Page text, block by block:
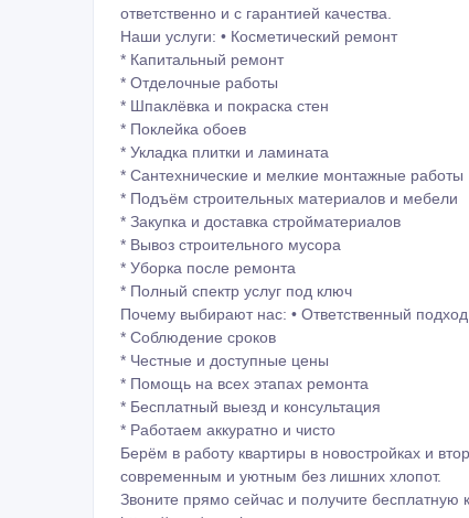
ответственно и с гарантией качества.
Наши услуги: • Косметический ремонт
* Капитальный ремонт
* Отделочные работы
* Шпаклёвка и покраска стен
* Поклейка обоев
* Укладка плитки и ламината
* Сантехнические и мелкие монтажные работы
* Подъём строительных материалов и мебели
* Закупка и доставка стройматериалов
* Вывоз строительного мусора
* Уборка после ремонта
* Полный спектр услуг под ключ
Почему выбирают нас: • Ответственный подход
* Соблюдение сроков
* Честные и доступные цены
* Помощь на всех этапах ремонта
* Бесплатный выезд и консультация
* Работаем аккуратно и чисто
Берём в работу квартиры в новостройках и
современным и уютным без лишних хлопот.
Звоните прямо сейчас и получите бесплатную